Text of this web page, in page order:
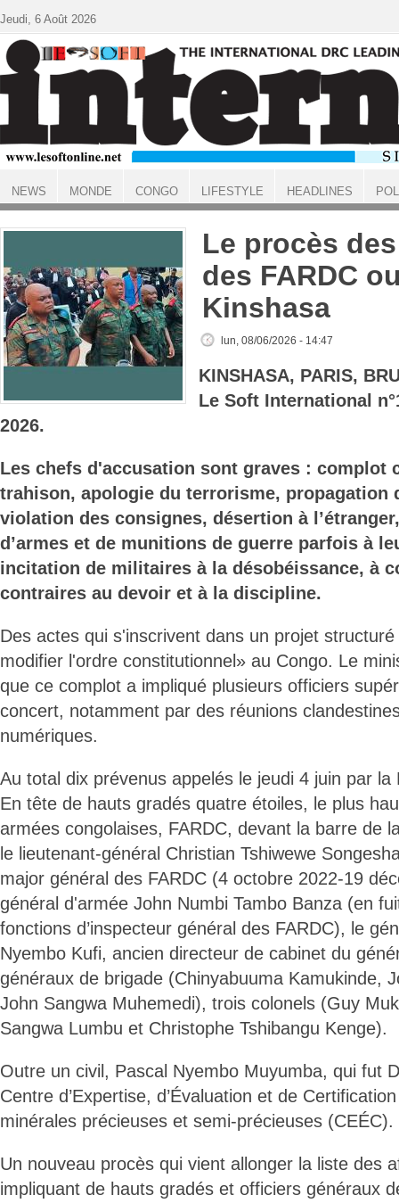
ACCUEIL
Le procès
des FARDC
Kinshasa
lun, 08/06/2026 - 14:47
KINSHASA, PARIS,
Le Soft International
2026.
Les chefs d'accusation sont graves : complot
trahison, apologie du terrorisme, propagation
violation des consignes, désertion à
d’armes et de munitions de guerre parfois à
incitation de militaires à la désobéissance, à
contraires au devoir et à la discipline.
Des actes qui s'inscrivent dans un projet
modifier l'ordre constitutionnel» au Congo. Le
que ce complot a impliqué plusieurs officiers
concert, notamment par des réunions
numériques.
Au total dix prévenus appelés le jeudi 4 juin par la
En tête de hauts gradés quatre étoiles, le plus
armées congolaises, FARDC, devant la barre de
le lieutenant-général Christian Tshiwewe
major général des FARDC (4 octobre 2022-19
général d'armée John Numbi Tambo Banza (en
fonctions d’inspecteur général des FARDC), le
Nyembo Kufi, ancien directeur de cabinet du
généraux de brigade (Chinyabuuma Kamukinde,
John Sangwa Muhemedi), trois colonels (Guy
Sangwa Lumbu et Christophe Tshibangu Kenge).
Outre un civil, Pascal Nyembo Muyumba, qui fut
Centre d’Expertise, d’Évaluation et de
minérales précieuses et semi-précieuses (CEÉC).
Un nouveau procès qui vient allonger la liste des
impliquant de hauts gradés et officiers généraux
Jeudi, 6 Août 2026
NEWS MONDE CONGO LIFESTYLE HEADLINES